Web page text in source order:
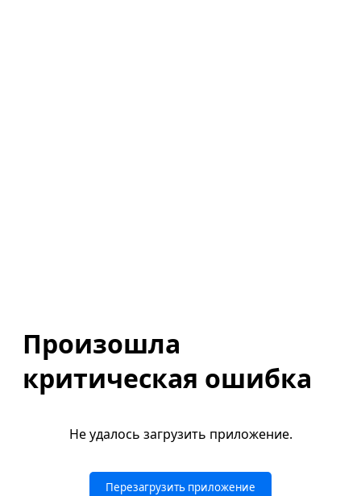
Произошла
критическая ошибка
Не удалось загрузить приложение.
Перезагрузить приложение